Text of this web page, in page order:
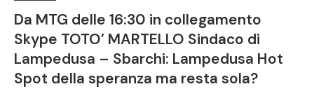
Da MTG delle 16:30 in collegamento
Skype TOTO’ MARTELLO Sindaco di
Lampedusa – Sbarchi: Lampedusa Hot
Spot della speranza ma resta sola?